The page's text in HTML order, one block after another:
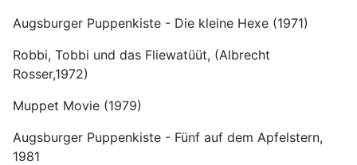
Augsburger Puppenkiste - Die kleine Hexe (1971)
Robbi, Tobbi und das Fliewatüüt, (Albrecht
Rosser,1972)
Muppet Movie (1979)
Augsburger Puppenkiste - Fünf auf dem Apfelstern,
1981